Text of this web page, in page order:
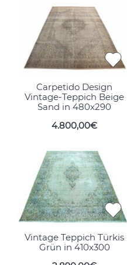
Carpetido Design
Vintage-Teppich Beige
Sand in 480x290
4.800,00€
Vintage Teppich Türkis
Grün in 410x300